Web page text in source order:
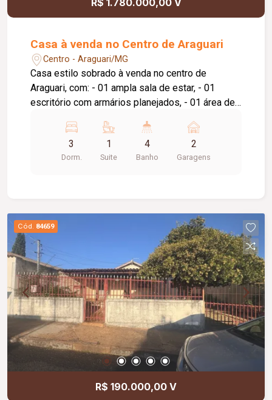
R$ 1.780.000,00 V
Casa à venda no Centro de Araguari
Centro - Araguari/MG
Casa estilo sobrado à venda no centro de
Araguari, com: - 01 ampla sala de estar, - 01
escritório com armários planejados, - 01 área de
cozinha funcional, - 01 banheiro social, - 01 suíte
master com sacada e armários planejados, - 02
quartos (demi-suíte), - roupeiro no corredor, -
vaga de garagem coberta para 02 veículos, -
quintal.
3
Dorm.
1
Suite
4
Banho
2
Garagens
Cód. 84659
R$ 190.000,00 V